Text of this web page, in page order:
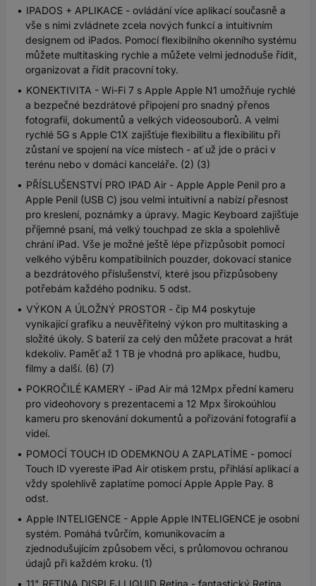
IPADOS + APLIKACE - ovládání více aplikací současně a
vše s nimi zvládnete zcela nových funkcí a intuitivním
designem od iPados. Pomocí flexibilního okenního systému
můžete multitasking rychle a můžete velmi jednoduše řídit,
organizovat a řídit pracovní toky.
KONEKTIVITA - Wi-Fi 7 s Apple Apple N1 umožňuje rychlé
a bezpečné bezdrátové připojení pro snadný přenos
fotografií, dokumentů a velkých videosouborů. A velmi
rychlé 5G s Apple C1X zajišťuje flexibilitu a flexibilitu při
zůstaní ve spojení na více místech - ať už jde o práci v
terénu nebo v domácí kanceláře. (2) (3)
PŘÍSLUŠENSTVÍ PRO IPAD Air - Apple Apple Penil pro a
Apple Penil (USB C) jsou velmi intuitivní a nabízí přesnost
pro kreslení, poznámky a úpravy. Magic Keyboard zajišťuje
příjemné psaní, má velký touchpad ze skla a spolehlivě
chrání iPad. Vše je možné ještě lépe přizpůsobit pomocí
velkého výběru kompatibilních pouzder, dokovací stanice
a bezdrátového příslušenství, které jsou přizpůsobeny
potřebám každého podniku. 5 odst.
VÝKON A ÚLOŽNÝ PROSTOR - čip M4 poskytuje
vynikající grafiku a neuvěřitelný výkon pro multitasking a
složité úkoly. S baterií za celý den můžete pracovat a hrát
kdekoliv. Paměť až 1 TB je vhodná pro aplikace, hudbu,
filmy a další. (6) (7)
POKROČILÉ KAMERY - iPad Air má 12Mpx přední kameru
pro videohovory s prezentacemi a 12 Mpx širokoúhlou
kameru pro skenování dokumentů a pořizování fotografií a
videí.
POMOCÍ TOUCH ID ODEMKNOU A ZAPLATÍME - pomocí
Touch ID vyereste iPad Air otiskem prstu, přihlásí aplikací a
vždy spolehlivě zaplatíme pomocí Apple Apple Pay. 8
odst.
Apple INTELIGENCE - Apple Apple INTELIGENCE je osobní
systém. Pomáhá tvůrčím, komunikovacím a
zjednodušujícím způsobem věci, s průlomovou ochranou
údajů při každém kroku. (1)